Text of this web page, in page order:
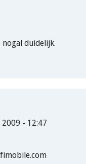
nogal duidelijk.
- 12:47